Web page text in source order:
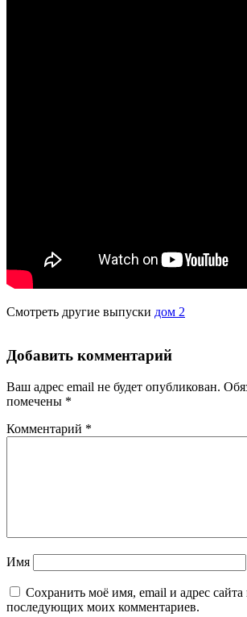
Смотреть другие выпуски дом 2
Добавить комментарий
Ваш адрес email не будет опубликован.
помечены *
Комментарий *
Имя
Сохранить моё имя, email и адрес сайта
последующих моих комментариев.